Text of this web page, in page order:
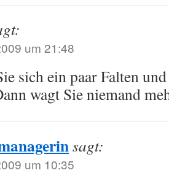
um 21:48
sich ein paar Falten
wagt Sie niemand
sagt:
um 10:35